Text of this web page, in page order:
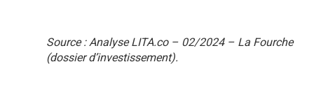
Source : Analyse LITA.co – 02/2024 – La Fourche
(dossier d’investissement).